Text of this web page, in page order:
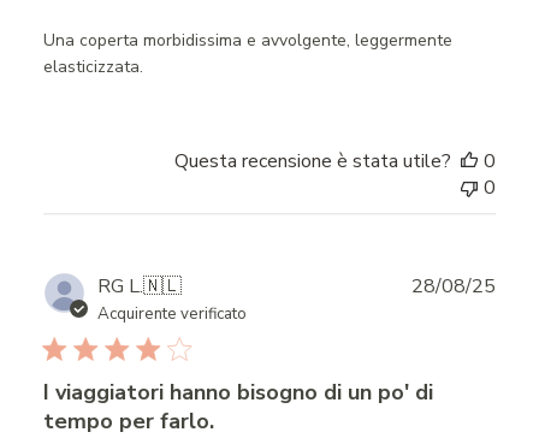
Una coperta morbidissima e avvolgente, leggermente
elasticizzata.
Questa recensione è stata utile?
0
0
RG L.🇳🇱
Acquirente verificato
I viaggiatori hanno bisogno di un po' di
tempo per farlo.
28/08/25